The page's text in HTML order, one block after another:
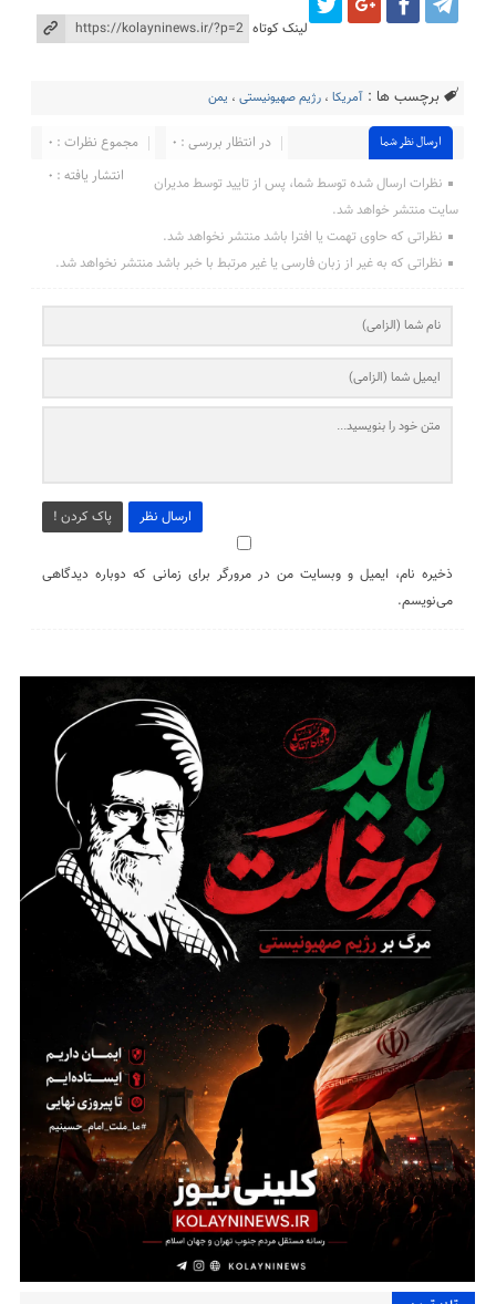
لینک کوتاه
برچسب ها : آمریکا ،رژیم صهیونیستی ، یمن
ارسال نظر شما مجموع نظرات : 0
در انتظار بررسی : 0
انتشار یافته : ۰
نظرات ارسال شده توسط شما، پس از تایید توسط مدیران
سایت منتشر خواهد شد.
نظراتی که حاوی تهمت یا افترا باشد منتشر نخواهد شد.
نظراتی که به غیر از زبان فارسی یا غیر مرتبط با خبر باشد منتشر نخواهد شد.
ارسال نظر پاک کردن !
ذخیره نام، ایمیل و وبسایت من در مرورگر برای زمانی که دوباره دیدگاهی
می‌نویسم.